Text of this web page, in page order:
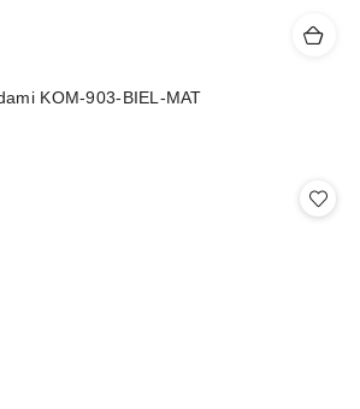
KOM-903-BIEL-MAT